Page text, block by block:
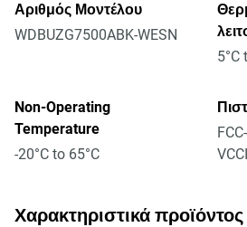
Αριθμός Μοντέλου
WDBUZG7500ABK-WESN
5°C
Non-Operating
Temperature
-20°C to 65°C
Χαρακτηριστικά προϊόντος